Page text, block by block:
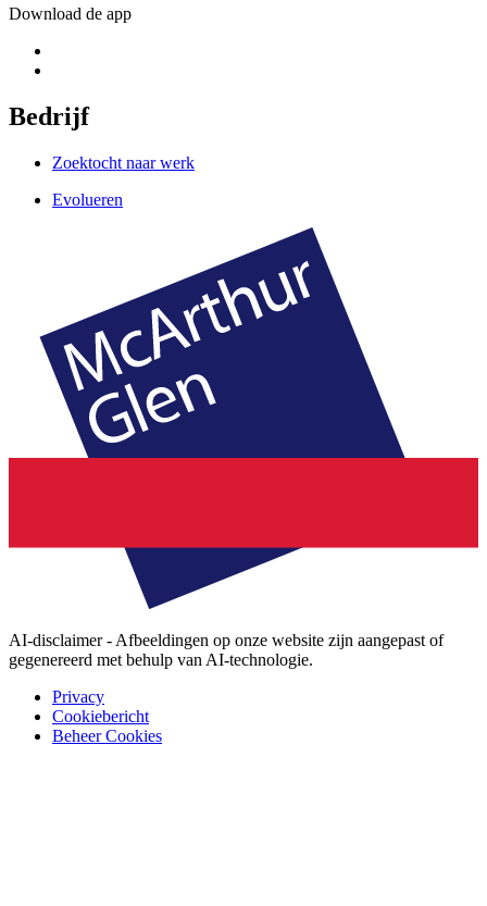
Download de app
Bedrijf
Zoektocht naar werk
Evolueren
AI-disclaimer - Afbeeldingen op onze website zijn aangepast of
gegenereerd met behulp van AI-technologie.
Privacy
Cookiebericht
Beheer Cookies